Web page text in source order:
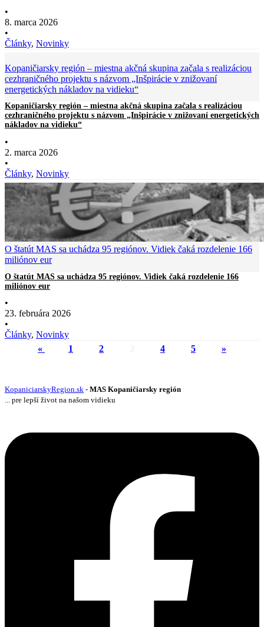
•
8. marca 2026
•
Články, Novinky
Kopaničiarsky región – miestna akčná skupina začala s realizáciou
cezhraničného projektu s názvom „Inšpirácie v znižovaní
energetických nákladov na vidieku“
Kopaničiarsky región – miestna akčná skupina začala s realizáciou
cezhraničného projektu s názvom „Inšpirácie v znižovaní energetických
nákladov na vidieku“
•
2. marca 2026
•
Články, Novinky
O štatút MAS sa uchádza 95 regiónov. Vidiek čaká rozdelenie 166
miliónov eur
O štatút MAS sa uchádza 95 regiónov. Vidiek čaká rozdelenie 166
miliónov eur
•
23. februára 2026
•
Články, Novinky
«
1 2 4 5 »
KopaniciarskyRegion.sk - MAS Kopaničiarsky región
... pre lepší život na našom vidieku